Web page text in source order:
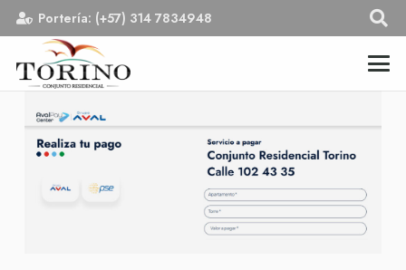
Portería: (+57) 314 7834948